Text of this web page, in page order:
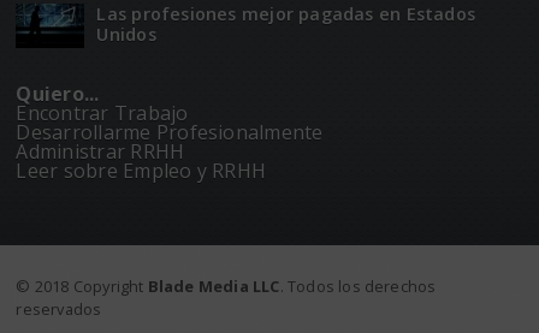
Las profesiones mejor pagadas en Estados
Unidos
Quiero...
Encontrar Trabajo
Desarrollarme Profesionalmente
Administrar RRHH
Leer sobre Empleo y RRHH
© 2018 Copyright Blade Media LLC. Todos los derechos
reservados